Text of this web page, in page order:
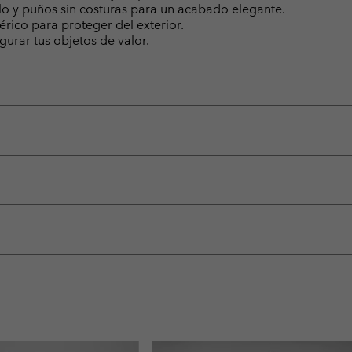
puños sin costuras para un acabado elegante.
para proteger del exterior.
tus objetos de valor.